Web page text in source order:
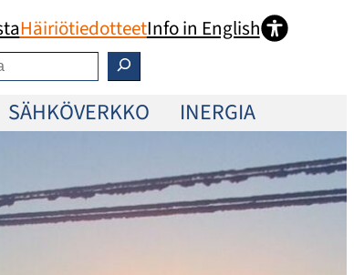
HäiriötiedotteetInfo in English
SÄHKÖVERKKO INERGIA